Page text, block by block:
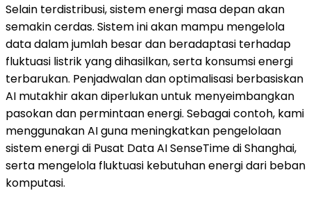
Selain terdistribusi, sistem energi masa depan akan
semakin cerdas. Sistem ini akan mampu mengelola
data dalam jumlah besar dan beradaptasi terhadap
fluktuasi listrik yang dihasilkan, serta konsumsi energi
terbarukan. Penjadwalan dan optimalisasi berbasiskan
AI mutakhir akan diperlukan untuk menyeimbangkan
pasokan dan permintaan energi. Sebagai contoh, kami
menggunakan AI guna meningkatkan pengelolaan
sistem energi di Pusat Data AI SenseTime di Shanghai,
serta mengelola fluktuasi kebutuhan energi dari beban
komputasi.